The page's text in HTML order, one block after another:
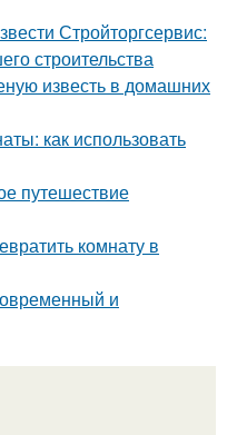
Стройторгсервис:
строительства
известь в домашних
как использовать
путешествие
комнату в
и